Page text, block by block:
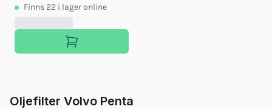
Finns 22 i lager online
Oljefilter Volvo Penta